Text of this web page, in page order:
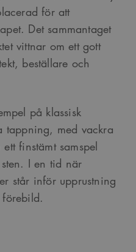
för att
Det sammantaget
vittnar om ett gott
beställare och
på klassisk
tappning, med vackra
finstämt samspel
I en tid när
står inför upprustning